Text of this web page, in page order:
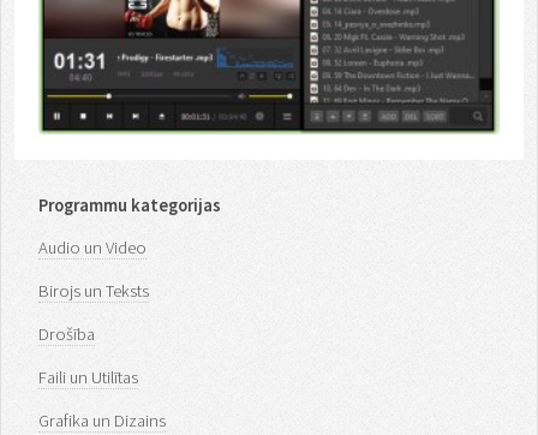
Programmu kategorijas
Audio un Video
Birojs un Teksts
Drošība
Faili un Utilītas
Grafika un Dizains